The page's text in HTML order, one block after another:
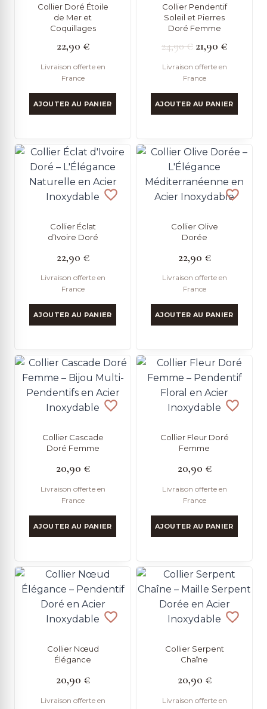
Collier Doré Étoile
de Mer et
Coquillages
22,90 €
Livraison offerte en
France
AJOUTER AU PANIER
Collier Pendentif
Soleil et Pierres
Doré Femme
24,90€ Le
prix
initial
était :
24,90 €.
21,90 €Le
est :
21,90 €.
Livraison offerte en
France
AJOUTER AU PANIER
Collier Éclat
d’Ivoire Doré
22,90 €
Livraison offerte en
France
AJOUTER AU PANIER
Collier Olive
Dorée
22,90 €
Livraison offerte en
France
AJOUTER AU PANIER
Collier Cascade
Doré Femme
20,90 €
Livraison offerte en
France
AJOUTER AU PANIER
Collier Fleur Doré
Femme
20,90 €
Livraison offerte en
France
AJOUTER AU PANIER
Collier Nœud
Élégance
20,90 €
Livraison offerte en
Collier Serpent
Chaîne
20,90 €
Livraison offerte en